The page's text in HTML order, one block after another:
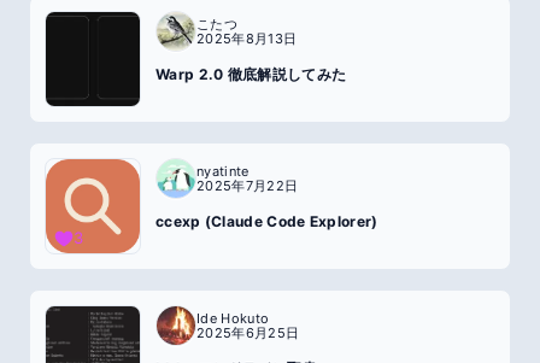
こたつ
2025年8月13日
Warp 2.0 徹底解説してみた
nyatinte
2025年7月22日
ccexp (Claude Code Explorer)
3
Ide Hokuto
2025年6月25日